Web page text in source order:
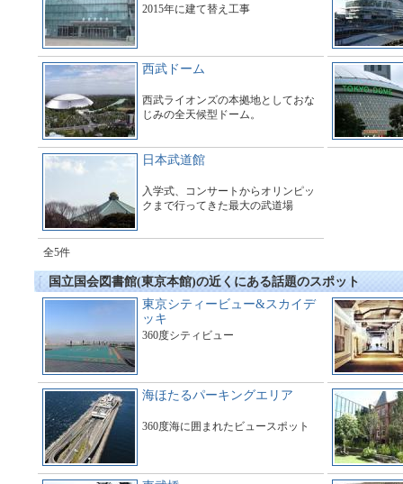
2015年に建て替え工事
西武ドーム
西武ライオンズの本拠地としておな
じみの全天候型ドーム。
日本武道館
入学式、コンサートからオリンピッ
クまで行ってきた最大の武道場
全5件
国立国会図書館(東京本館)の近くにある話題のスポット
東京シティービュー&スカイデ
ッキ
360度シティビュー
海ほたるパーキングエリア
360度海に囲まれたビュースポット